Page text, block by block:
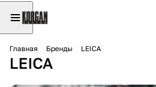
Главная Бренды LEICA
LEICA